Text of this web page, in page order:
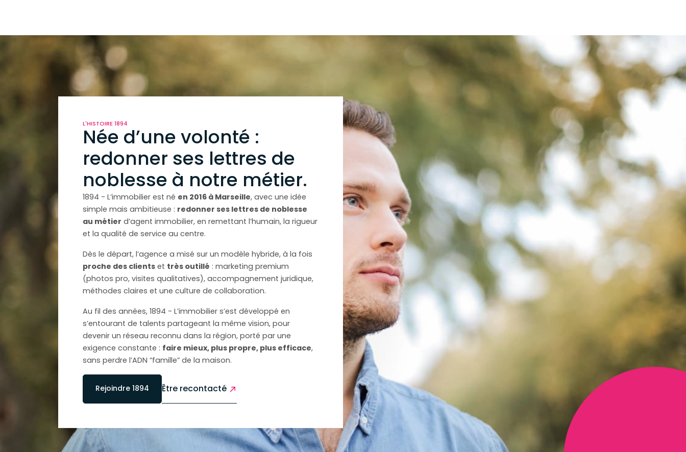
L'HISTOIRE 1894
Née d’une volonté :
redonner ses lettres de
noblesse à notre métier.
1894 - L’immobilier est né en 2016 à Marseille, avec une idée
simple mais ambitieuse : redonner ses lettres de noblesse
au métier d’agent immobilier, en remettant l’humain, la rigueur
et la qualité de service au centre.
Dès le départ, l’agence a misé sur un modèle hybride, à la fois
proche des clients et très outillé : marketing premium
(photos pro, visites qualitatives), accompagnement juridique,
méthodes claires et une culture de collaboration.
Au fil des années, 1894 - L’immobilier s’est développé en
s’entourant de talents partageant la même vision, pour
devenir un réseau reconnu dans la région, porté par une
exigence constante : faire mieux, plus propre, plus efficace,
sans perdre l’ADN “famille” de la maison.
Rejoindre 1894 Être recontacté